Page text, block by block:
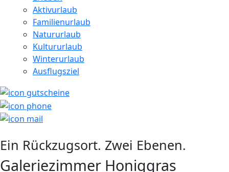
Aktivurlaub
Familienurlaub
Natururlaub
Kultururlaub
Winterurlaub
Ausflugsziel
Ein Rückzugsort. Zwei Ebenen.
Galeriezimmer Honiggras